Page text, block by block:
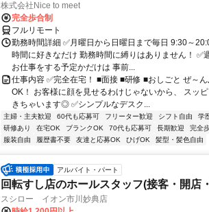
株式会社Nice to meet
完全歩合制
フルリモート
勤務時間詳細 ✅月曜日から日曜日まで毎日 9:30～
時間に好きなだけ 勤務時間に縛りはありません！ ✅
お仕事をする予定かだけは 事前...
仕事内容 ✅完全在宅！ ■面接 ■研修 ■おしごと ぜ～
OK！ お客様に顔を見せるわけじゃないから、 スッ
きちゃいます◎ ✅シンプルなデスク...
主婦・主夫歓迎 60代も応募可 フリーター歓迎 シフト自由 学
研修あり
在宅OK ブランクOK 70代も応募可 長期歓迎 完全
服装自由
履歴書不要 友達と応募OK ひげOK 髪型・髪色自由
アルバイト・パート
回転すし店のホールスタッフ(接客・開店
スシロー イオン市川妙典店